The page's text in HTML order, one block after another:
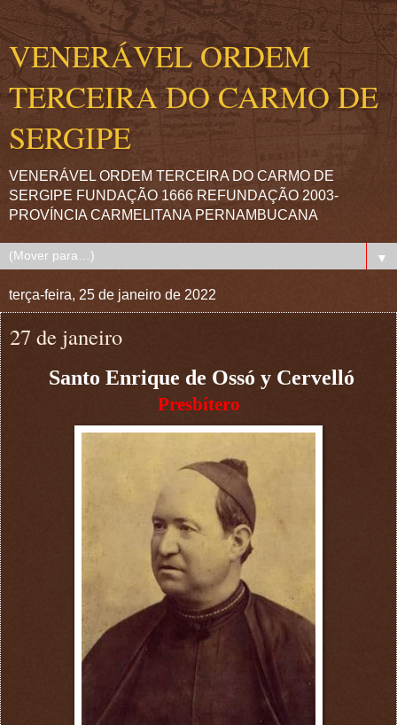
VENERÁVEL ORDEM
TERCEIRA DO CARMO DE
SERGIPE
VENERÁVEL ORDEM TERCEIRA DO CARMO DE
SERGIPE FUNDAÇÃO 1666 REFUNDAÇÃO 2003-
PROVÍNCIA CARMELITANA PERNAMBUCANA
▼
terça-feira, 25 de janeiro de 2022
27 de janeiro
Santo Enrique de Ossó y Cervelló
Presbítero